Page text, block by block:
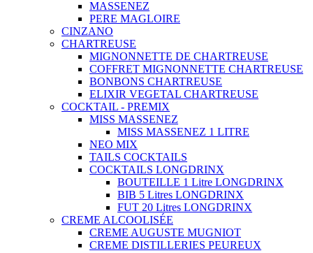
MASSENEZ
PERE MAGLOIRE
CINZANO
CHARTREUSE
MIGNONNETTE DE CHARTREUSE
COFFRET MIGNONNETTE CHARTREUSE
BONBONS CHARTREUSE
ELIXIR VEGETAL CHARTREUSE
COCKTAIL - PREMIX
MISS MASSENEZ
MISS MASSENEZ 1 LITRE
NEO MIX
TAILS COCKTAILS
COCKTAILS LONGDRINX
BOUTEILLE 1 Litre LONGDRINX
BIB 5 Litres LONGDRINX
FUT 20 Litres LONGDRINX
CREME ALCOOLISÉE
CREME AUGUSTE MUGNIOT
CREME DISTILLERIES PEUREUX